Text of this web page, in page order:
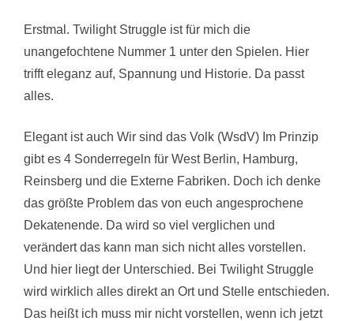
Erstmal. Twilight Struggle ist für mich die
unangefochtene Nummer 1 unter den Spielen. Hier
trifft eleganz auf, Spannung und Historie. Da passt
alles.
Elegant ist auch Wir sind das Volk (WsdV) Im Prinzip
gibt es 4 Sonderregeln für West Berlin, Hamburg,
Reinsberg und die Externe Fabriken. Doch ich denke
das größte Problem das von euch angesprochene
Dekatenende. Da wird so viel verglichen und
verändert das kann man sich nicht alles vorstellen.
Und hier liegt der Unterschied. Bei Twilight Struggle
wird wirklich alles direkt an Ort und Stelle entschieden.
Das heißt ich muss mir nicht vorstellen, wenn ich jetzt